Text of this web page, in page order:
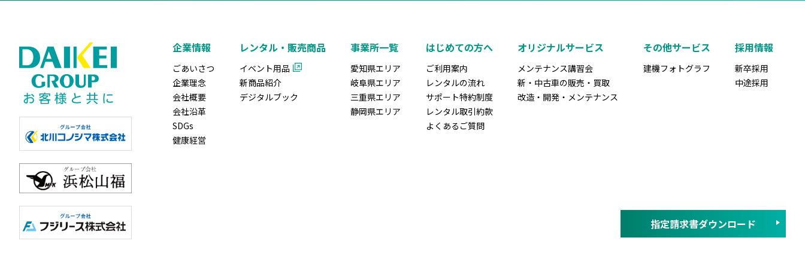
企業情報
ごあいさつ
企業理念
会社概要
会社沿革
SDGs
健康経営
レンタル・販売商品
イベント用品
新商品紹介
デジタルブック
事業所一覧
愛知県エリア
岐阜県エリア
三重県エリア
静岡県エリア
はじめての方へ
ご利用案内
レンタルの流れ
サポート特約制度
レンタル取引約款
よくあるご質問
オリジナルサービス
メンテナンス講習会
新・中古車の販売・買取
改造・開発・メンテナンス
その他サービス
建機フォトグラフ
採用情報
新卒採用
中途採用
指定請求書ダウンロード